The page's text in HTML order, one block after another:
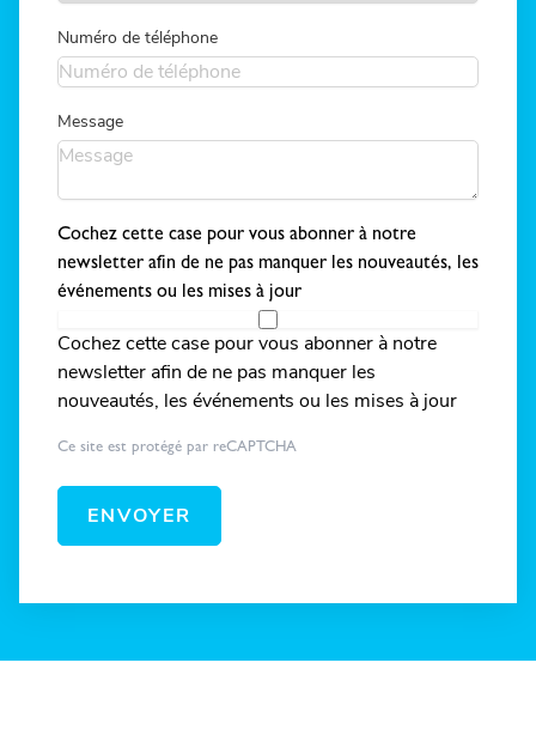
Numéro de téléphone
Message
Cochez cette case pour vous abonner à notre
newsletter afin de ne pas manquer les nouveautés, les
événements ou les mises à jour
Cochez cette case pour vous abonner à notre
newsletter afin de ne pas manquer les
nouveautés, les événements ou les mises à jour
Ce site est protégé par reCAPTCHA
ENVOYER